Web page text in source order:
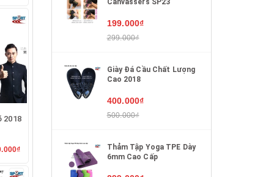
2018
199.000₫
299.000₫
Giày Đá Cầu Chất Lượng
Cao 2018
400.000₫
500.000₫
Thảm Tập Yoga TPE Dày
6mm Cao Cấp